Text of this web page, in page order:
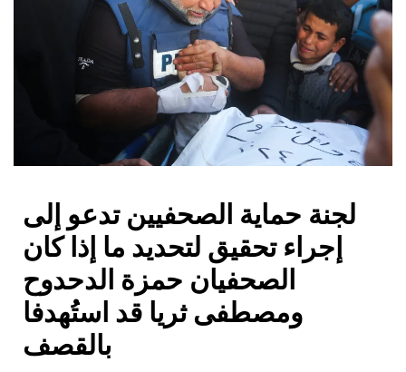
لجنة حماية الصحفيين تدعو إلى
إجراء تحقيق لتحديد ما إذا كان
الصحفيان حمزة الدحدوح
ومصطفى ثريا قد استُهدفا
بالقصف